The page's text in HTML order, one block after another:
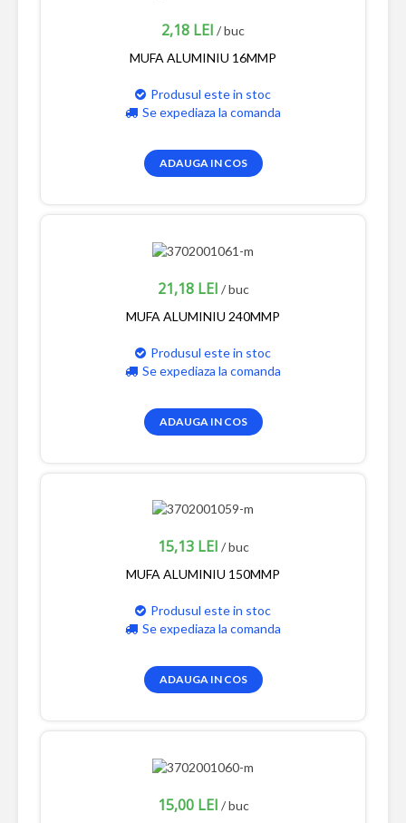
2,18 LEI / buc
MUFA ALUMINIU 16MMP
Produsul este in stoc
Se expediaza la comanda
ADAUGA IN COS
21,18 LEI / buc
MUFA ALUMINIU 240MMP
Produsul este in stoc
Se expediaza la comanda
ADAUGA IN COS
15,13 LEI / buc
MUFA ALUMINIU 150MMP
Produsul este in stoc
Se expediaza la comanda
ADAUGA IN COS
15,00 LEI / buc